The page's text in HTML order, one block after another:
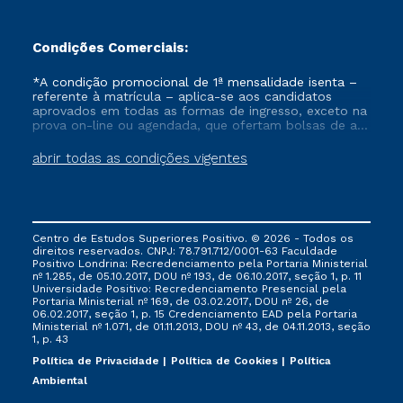
Condições Comerciais:
abrir todas as condições vigentes
*A condição promocional de 1ª mensalidade isenta –
referente à matrícula – aplica-se aos candidatos
aprovados em todas as formas de ingresso, exceto na
prova on-line ou agendada, que ofertam bolsas de até
vigente, que ainda não tenham efetivado e/ou não
tenham cancelado ou trancado sua matrícula em uma
via FIES, Prouni e outros programas governamentais, e
não se acumula com nenhuma outra campanha
ofertada pela Instituição.
Centro de Estudos Superiores Positivo. © 2026 - Todos os
direitos reservados. CNPJ: 78.791.712/0001-63 Faculdade
Positivo Londrina: Recredenciamento pela Portaria Ministerial
nº 1.285, de 05.10.2017, DOU nº 193, de 06.10.2017, seção 1, p. 11
Universidade Positivo: Recredenciamento Presencial ​pela
Portaria Ministerial nº 169, de 03.02.2017, DOU nº 26, de
06.02.2017, seção 1, p. 15 Credenciamento EAD pela Portaria
Ministerial nº 1.071, de 01.11.2013, DOU nº 43, de 04.11.2013, seção
1, p. 43
Política de Privacidade
Política de Cookies
Política
Ambiental